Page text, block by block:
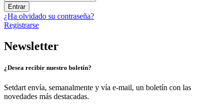
Entrar
¿Ha olvidado su contraseña?
Registrarse
Newsletter
¿Desea recibir nuestro boletín?
Setdart envía, semanalmente y vía e-mail, un boletín con las
novedades más destacadas.